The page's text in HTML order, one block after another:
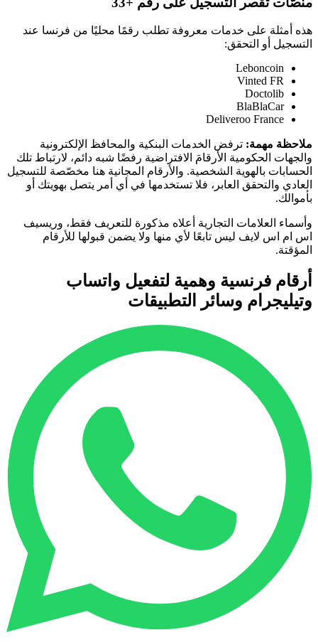
هذه أمثلة على خدمات معروفة تطلب رقمًا محليًا من فرنسا عند
التسجيل أو التحقق:
Leboncoin
Vinted FR
Doctolib
BlaBlaCar
Deliveroo France
ملاحظة مهمة: ترفض الخدمات البنكية والمحافظ الإلكترونية
والجهات الحكومية الأرقامَ الافتراضية رفضًا شبه دائم، لارتباط تلك
الحسابات بالهوية الشخصية. والأرقام المجانية هنا مخصّصة للتسجيل
العادي والتحقق العابر، فلا تستخدمها في أي أمر يتصل بهويتك أو
بأموالك.
وأسماء العلامات التجارية أعلاه مذكورة للتعريف فقط، وريسيف
اس ام اس لايف ليس تابعًا لأي منها ولا يضمن قبولها للأرقام
المؤقتة.
أرقام فرنسية وهمية لتفعيل واتساب
وتيليجرام وسائر التطبيقات